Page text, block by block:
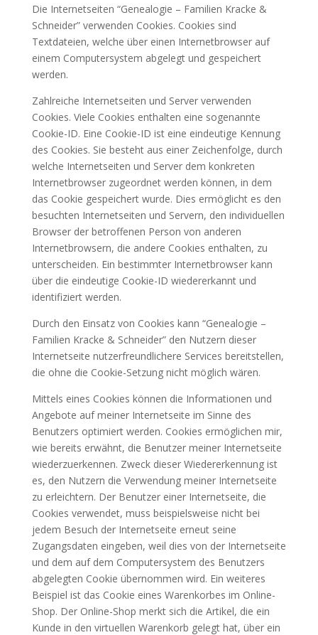
Die Internetseiten “Genealogie – Familien Kracke &
Schneider” verwenden Cookies. Cookies sind
Textdateien, welche über einen Internetbrowser auf
einem Computersystem abgelegt und gespeichert
werden.
Zahlreiche Internetseiten und Server verwenden
Cookies. Viele Cookies enthalten eine sogenannte
Cookie-ID. Eine Cookie-ID ist eine eindeutige Kennung
des Cookies. Sie besteht aus einer Zeichenfolge, durch
welche Internetseiten und Server dem konkreten
Internetbrowser zugeordnet werden können, in dem
das Cookie gespeichert wurde. Dies ermöglicht es den
besuchten Internetseiten und Servern, den individuellen
Browser der betroffenen Person von anderen
Internetbrowsern, die andere Cookies enthalten, zu
unterscheiden. Ein bestimmter Internetbrowser kann
über die eindeutige Cookie-ID wiedererkannt und
identifiziert werden.
Durch den Einsatz von Cookies kann “Genealogie –
Familien Kracke & Schneider” den Nutzern dieser
Internetseite nutzerfreundlichere Services bereitstellen,
die ohne die Cookie-Setzung nicht möglich wären.
Mittels eines Cookies können die Informationen und
Angebote auf meiner Internetseite im Sinne des
Benutzers optimiert werden. Cookies ermöglichen mir,
wie bereits erwähnt, die Benutzer meiner Internetseite
wiederzuerkennen. Zweck dieser Wiedererkennung ist
es, den Nutzern die Verwendung meiner Internetseite
zu erleichtern. Der Benutzer einer Internetseite, die
Cookies verwendet, muss beispielsweise nicht bei
jedem Besuch der Internetseite erneut seine
Zugangsdaten eingeben, weil dies von der Internetseite
und dem auf dem Computersystem des Benutzers
abgelegten Cookie übernommen wird. Ein weiteres
Beispiel ist das Cookie eines Warenkorbes im Online-
Shop. Der Online-Shop merkt sich die Artikel, die ein
Kunde in den virtuellen Warenkorb gelegt hat, über ein